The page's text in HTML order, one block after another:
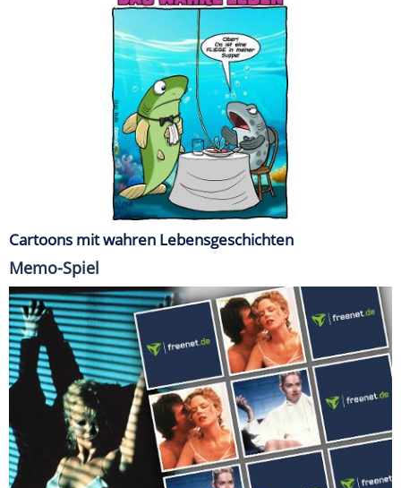
Cartoons mit wahren Lebensgeschichten
Memo-Spiel